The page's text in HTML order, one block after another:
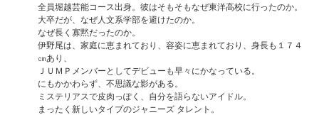
全員堀越芸能コース出身。彼はそもそもなぜ東洋高校に行ったのか。
大卒だが、なぜ人文系学部を避けたのか。
なぜ長く寡黙だったのか。
伊野尾は、家庭に恵まれており、容姿に恵まれており、身長も１７４
㎝あり、
ＪＵＭＰメンバーとしてデビューも早々にかなっている。
にもかかわらず、不思議な影がある。
ミステリアスで皮肉っぽく、自分を語らないアイドル。
まったく新しいタイプのジャニーズ タレント。